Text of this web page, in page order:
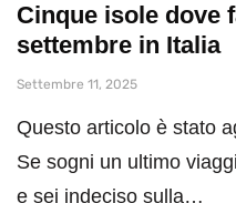
Cinque isole dove
settembre in Italia
Settembre 11, 2025
Questo articolo è stato
Se sogni un ultimo
e sei indeciso sulla…